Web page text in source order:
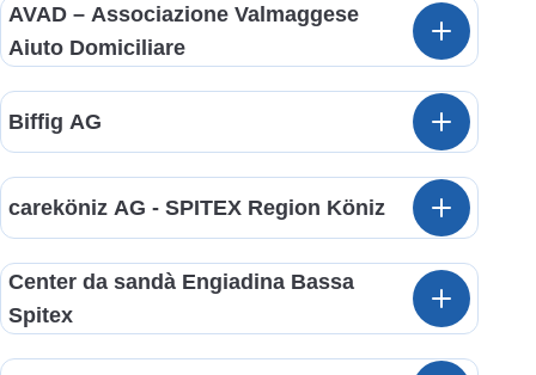
AVAD – Associazione Valmaggese
Aiuto Domiciliare
Biffig AG
careköniz AG - SPITEX Region Köniz
Center da sandà Engiadina Bassa
Spitex